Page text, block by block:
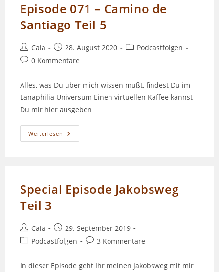
Episode 071 – Camino de
Santiago Teil 5
Beitrags-
Autor:
Caia
Beitrag
veröffentlicht:
28. August 2020
Beitrags-
Podcastfolgen
Beitrags-
0 Kommentare
Alles, was Du über mich wissen mußt, findest Du im
Lanaphilia Universum Einen virtuellen Kaffee kannst
Du mir hier ausgeben
Weiterlesen Episode
071
Special Episode Jakobsweg
Teil 3
Beitrags-
Autor:
Caia
Beitrag
veröffentlicht:
29. September 2019
Beitrags-
Podcastfolgen
Beitrags-
3 Kommentare
In dieser Episode geht Ihr meinen Jakobsweg mit mir